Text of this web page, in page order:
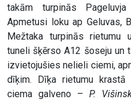
takām turpinās
Apmetusi loku ap Geluvas,
Mežtaka turpinās rietumu
tuneli šķērso A12 šoseju un
izvietojušies nelieli ciemi,
dīķim. Dīķa rietumu krastā
ciema galveno – P.